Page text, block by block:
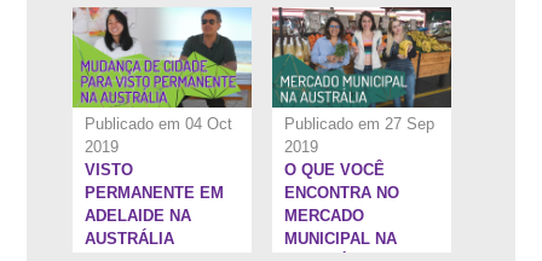
OS OBJETIVOS
NO INTERCÂMBIO
Publicado em 04 Oct
2019
VISTO
PERMANENTE EM
ADELAIDE NA
AUSTRÁLIA
Publicado em 27 Sep
2019
O QUE VOCÊ
ENCONTRA NO
MERCADO
MUNICIPAL NA
21:34'' 18:41''